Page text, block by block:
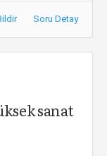
Soru Detay
sanat